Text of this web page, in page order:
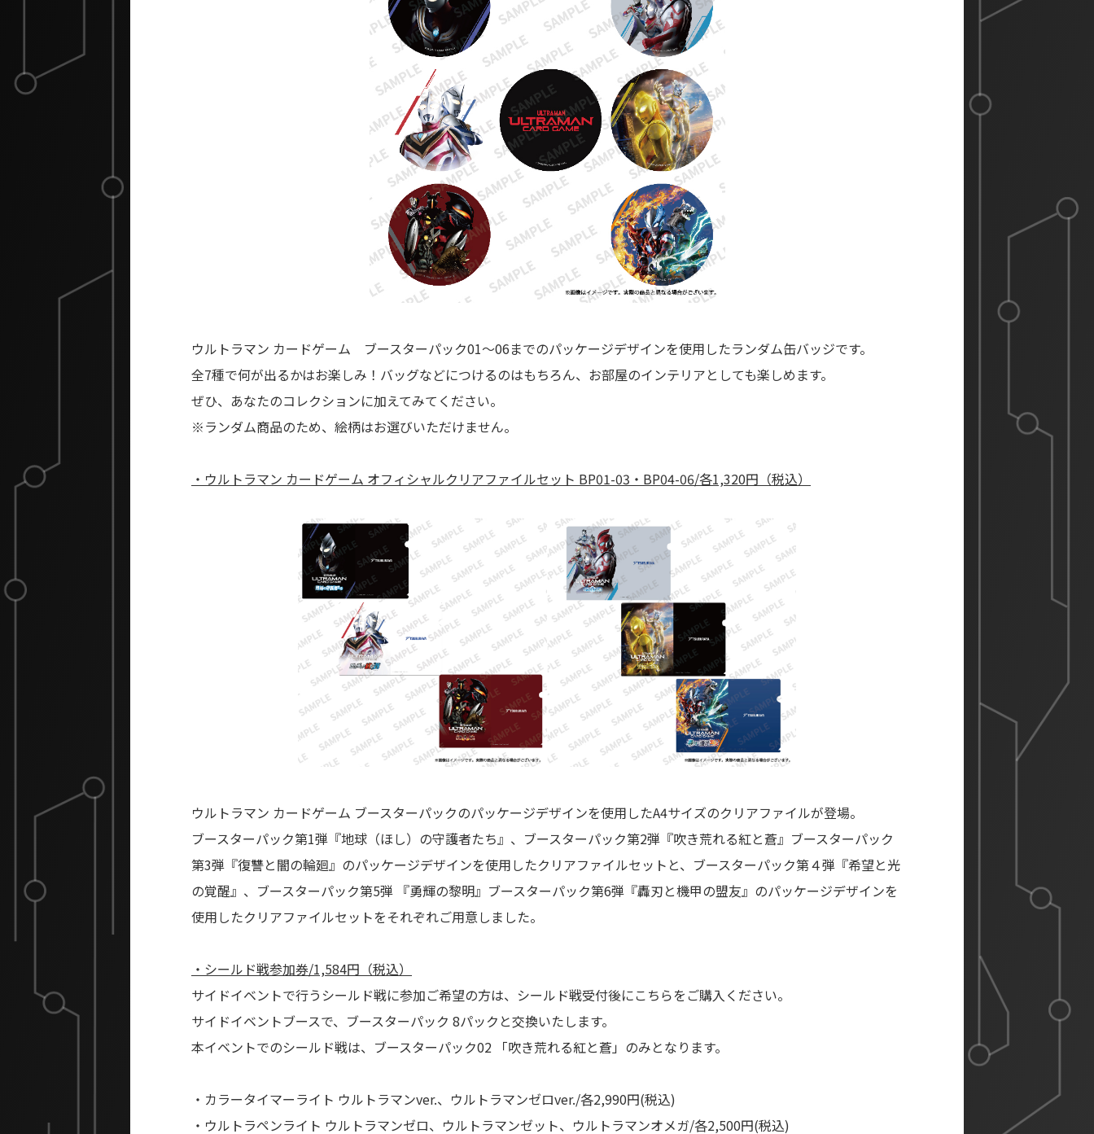
ウルトラマン カードゲーム ブースターパック01～06までのパッケージデザインを使用したランダム缶バッジです。
全7種で何が出るかはお楽しみ！バッグなどにつけるのはもちろん、お部屋のインテリアとしても楽しめます。
ぜひ、あなたのコレクションに加えてみてください。
※ランダム商品のため、絵柄はお選びいただけません。
・ウルトラマン カードゲーム オフィシャルクリアファイルセット BP01-03・BP04-06/各1,320円（税込）
ウルトラマン カードゲーム ブースターパックのパッケージデザインを使用したA4サイズのクリアファイルが登場。
ブースターパック第1弾『地球（ほし）の守護者たち』、ブースターパック第2弾『吹き荒れる紅と蒼』ブースターパック
第3弾『復讐と闇の輪廻』のパッケージデザインを使用したクリアファイルセットと、ブースターパック第４弾『希望と光
の覚醒』、ブースターパック第5弾 『勇輝の黎明』ブースターパック第6弾『轟刃と機甲の盟友』のパッケージデザインを
使用したクリアファイルセットをそれぞれご用意しました。
・シールド戦参加券/1,584円（税込）
サイドイベントで行うシールド戦に参加ご希望の方は、シールド戦受付後にこちらをご購入ください。
サイドイベントブースで、ブースターパック 8パックと交換いたします。
本イベントでのシールド戦は、ブースターパック02 「吹き荒れる紅と蒼」のみとなります。
・カラータイマーライト ウルトラマンver.、ウルトラマンゼロver./各2,990円(税込)
・ウルトラペンライト ウルトラマンゼロ、ウルトラマンゼット、ウルトラマンオメガ/各2,500円(税込)